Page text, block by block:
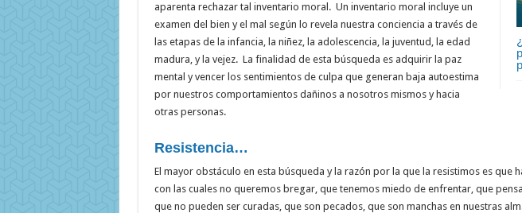
aparenta rechazar tal inventario moral. Un inventario moral incluye un
examen del bien y el mal según lo revela nuestra conciencia a través de
las etapas de la infancia, la niñez, la adolescencia, la juventud, la edad
madura, y la vejez. La finalidad de esta búsqueda es adquirir la paz
mental y vencer los sentimientos de culpa que generan baja autoestima
por nuestros comportamientos dañinos a nosotros mismos y hacia
otras personas.
Resistencia…
El mayor obstáculo en esta búsqueda y la razón por la que la resistimos es que
con las cuales no queremos bregar, que tenemos miedo de enfrentar, que
que no pueden ser curadas, que son pecados, que son manchas en nuestras